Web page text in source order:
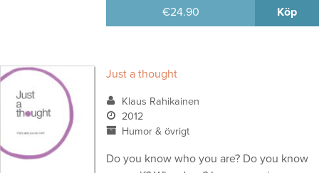
€24.90 Köp
Just a thought
Klaus Rahikainen
2012
Humor & övrigt
Do you know who you are? Do you know